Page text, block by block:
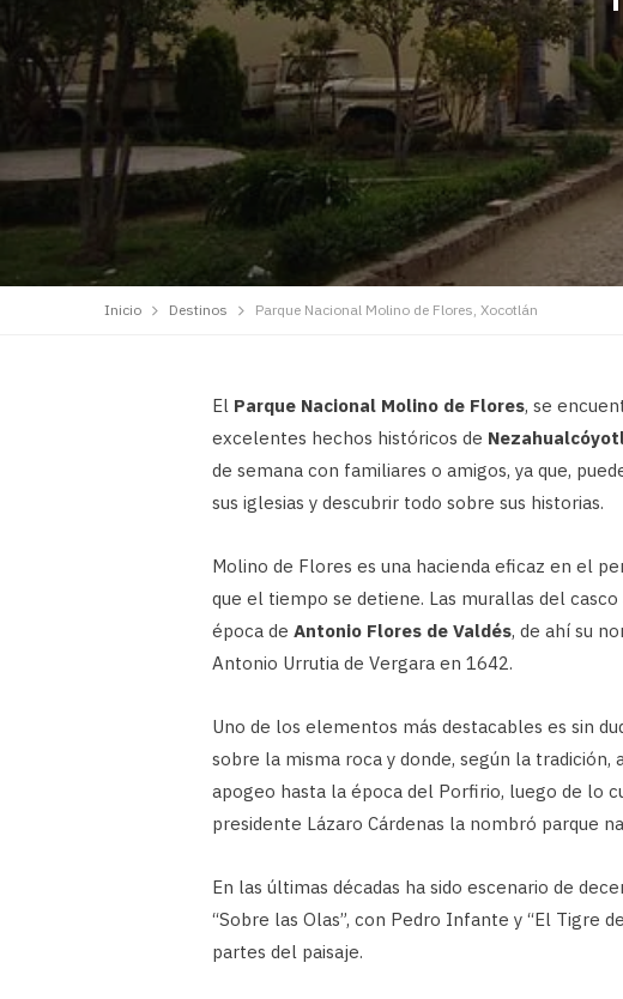
Inicio Destinos Parque Nacional Molino de Flores, Xocotlán
El Parque Nacional Molino de Flores, se
excelentes hechos históricos de
de semana con familiares o amigos, ya que,
sus iglesias y descubrir todo sobre sus historias.
Molino de Flores es una hacienda eficaz en el
que el tiempo se detiene. Las murallas del
época de Antonio Flores de Valdés, de ahí su
Antonio Urrutia de Vergara en 1642.
Uno de los elementos más destacables es sin
sobre la misma roca y donde, según la tradición,
apogeo hasta la época del Porfirio, luego de lo
presidente Lázaro Cárdenas la nombró parque
En las últimas décadas ha sido escenario de
“Sobre las Olas”, con Pedro Infante y “El Tigre
partes del paisaje.